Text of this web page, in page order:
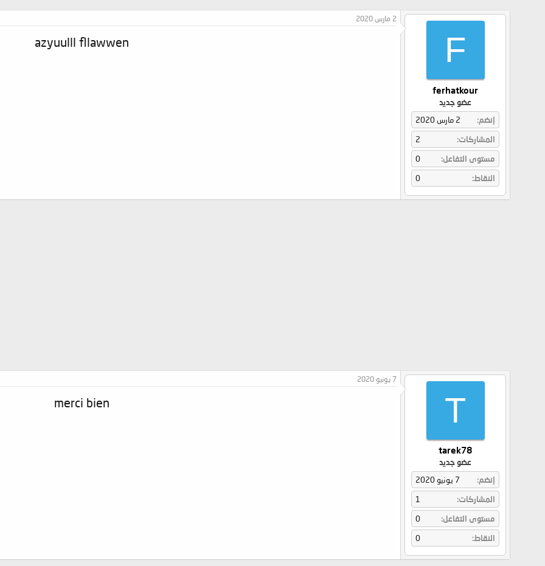
F
ferhatkour
عضو جديد
إنضم
2 مارس 2020
المشاركات
2
مستوى التفاعل
0
النقاط
0
2 مارس 2020
azyuulll fllawwen
T
tarek78
عضو جديد
إنضم
7 يونيو 2020
المشاركات
1
مستوى التفاعل
0
النقاط
0
7 يونيو 2020
merci bien